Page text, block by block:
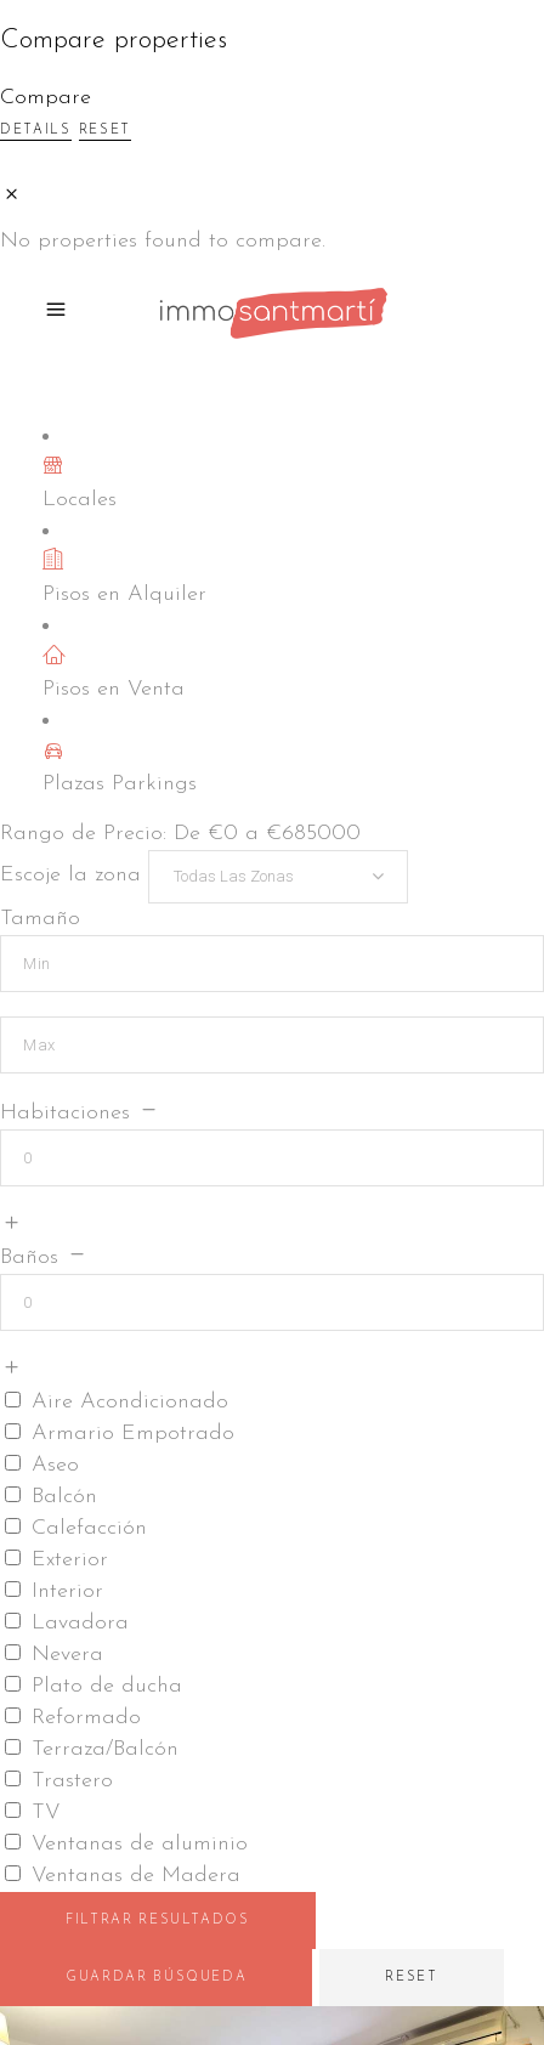
Compare properties
Compare
DETAILS RESET
No properties found to compare.
Locales
Pisos en Alquiler
Pisos en Venta
Plazas Parkings
Rango de Precio: De €0 a €685000
Escoje la zona
Todas Las Zonas
Tamaño
Habitaciones
Baños
Aire Acondicionado
Armario Empotrado
Aseo
Balcón
Calefacción
Exterior
Interior
Lavadora
Nevera
Plato de ducha
Reformado
Terraza/Balcón
Trastero
TV
Ventanas de aluminio
Ventanas de Madera
FILTRAR RESULTADOS
GUARDAR BÚSQUEDA RESET